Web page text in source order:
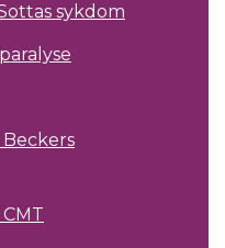
sykdom
Beckers